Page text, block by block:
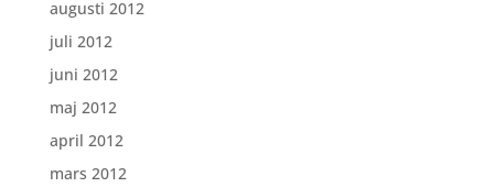
augusti 2012
juli 2012
juni 2012
maj 2012
april 2012
mars 2012